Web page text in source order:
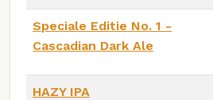
Speciale Editie No. 1 -
Cascadian Dark Ale
HAZY IPA